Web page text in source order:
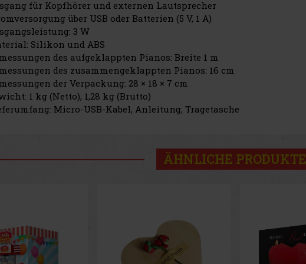
für Kopfhörer und externen Lautsprecher
über USB oder Batterien (5 V, 1 A)
3 W
Silikon und ABS
des aufgeklappten Pianos: Breite 1 m
des zusammengeklappten Pianos: 16 cm
der Verpackung: 28 × 18 × 7 cm
1 kg (Netto), 1,28 kg (Brutto)
Micro-USB-Kabel, Anleitung, Tragetasche
ÄHNLICHE PRODUKTE